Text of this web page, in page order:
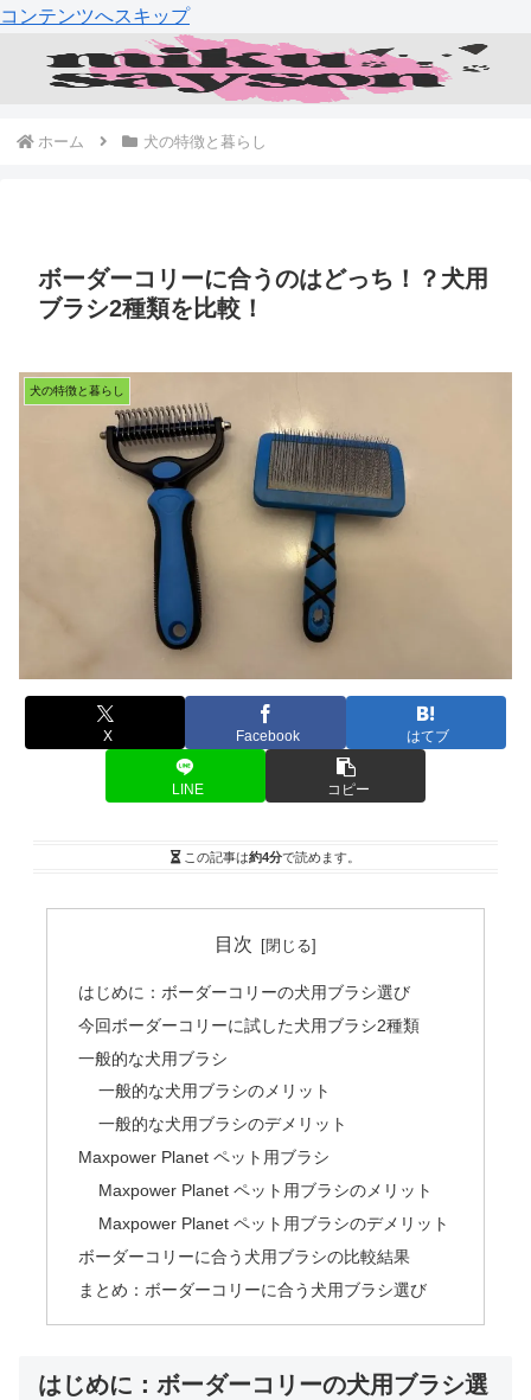
コンテンツへスキップ
ホーム 犬の特徴と暮らし
ボーダーコリーに合うのはどっち！？犬用
ブラシ2種類を比較！
犬の特徴と暮らし
X Facebook はてブ
LINE コピー
この記事は約4分で読めます。
目次
はじめに：ボーダーコリーの犬用ブラシ選び
今回ボーダーコリーに試した犬用ブラシ2種類
一般的な犬用ブラシ
一般的な犬用ブラシのメリット
一般的な犬用ブラシのデメリット
Maxpower Planet ペット用ブラシ
Maxpower Planet ペット用ブラシのメリット
Maxpower Planet ペット用ブラシのデメリット
ボーダーコリーに合う犬用ブラシの比較結果
まとめ：ボーダーコリーに合う犬用ブラシ選び
はじめに：ボーダーコリーの犬用ブラシ選